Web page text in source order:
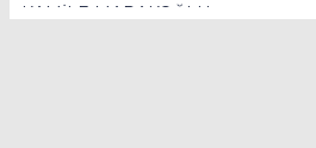
KAMİLE MARAKOĞLU